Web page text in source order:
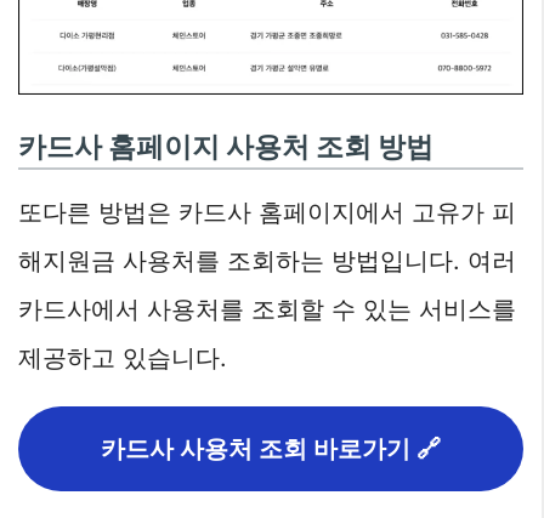
카드사 홈페이지 사용처 조회 방법
또다른 방법은 카드사 홈페이지에서 고유가 피
해지원금 사용처를 조회하는 방법입니다. 여러
카드사에서 사용처를 조회할 수 있는 서비스를
제공하고 있습니다.
카드사 사용처 조회 바로가기 🔗